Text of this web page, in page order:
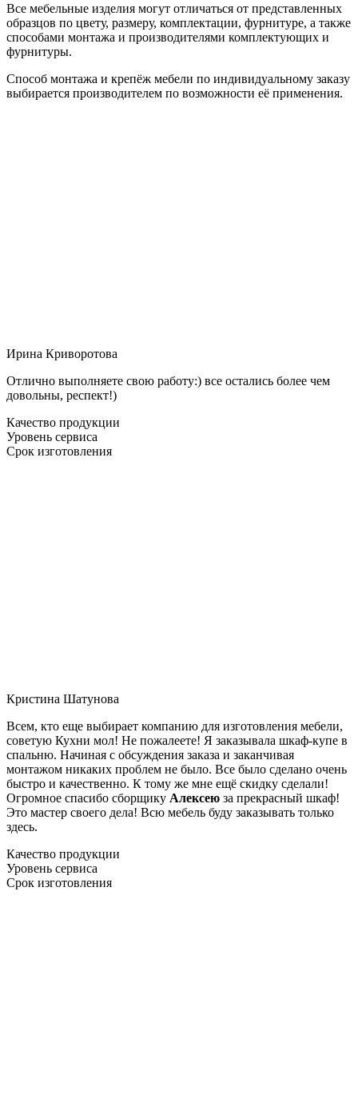
Все мебельные изделия могут отличаться от представленных
образцов по цвету, размеру, комплектации, фурнитуре, а также
способами монтажа и производителями комплектующих и
фурнитуры.
Способ монтажа и крепёж мебели по индивидуальному заказу
выбирается производителем по возможности её применения.
Ирина Криворотова
Отлично выполняете свою работу:) все остались более чем
довольны, респект!)
Качество продукции
Уровень сервиса
Срок изготовления
Кристина Шатунова
Всем, кто еще выбирает компанию для изготовления мебели,
советую Кухни мол! Не пожалеете! Я заказывала шкаф-купе в
спальню. Начиная с обсуждения заказа и заканчивая
монтажом никаких проблем не было. Все было сделано очень
быстро и качественно. К тому же мне ещё скидку сделали!
Огромное спасибо сборщику Алексею за прекрасный шкаф!
Это мастер своего дела! Всю мебель буду заказывать только
здесь.
Качество продукции
Уровень сервиса
Срок изготовления